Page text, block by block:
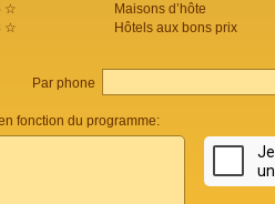
☆
☆
Maisons d’hôte
Hôtels aux bons prix
Par phone
fonction du programme: